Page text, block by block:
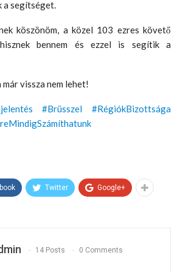
a segítséget.
köszönöm, a közel 103 ezres követő
bennem és ezzel is segítik a
már vissza nem lehet!
#Brüsszel
#RégiókBizottsága
Twitter Google+
14 Posts 0 Comments